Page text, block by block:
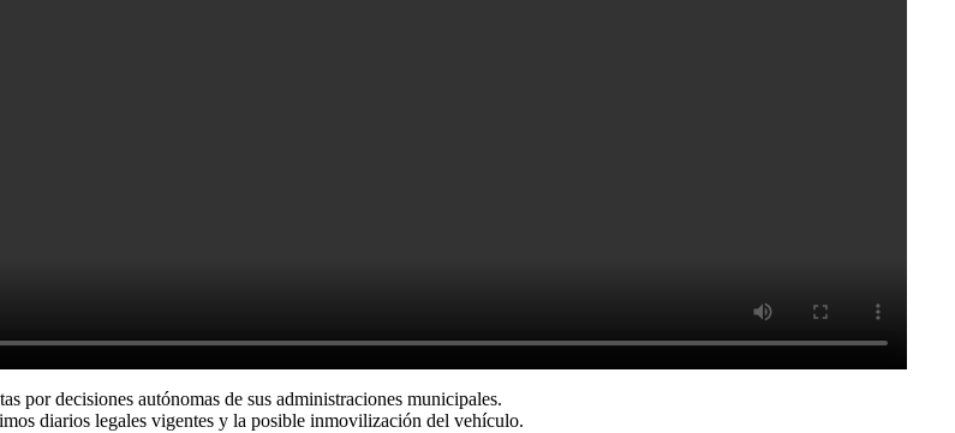
por decisiones autónomas de sus administraciones municipales.
diarios legales vigentes y la posible inmovilización del vehículo.